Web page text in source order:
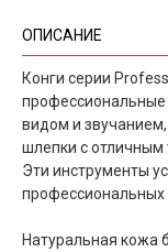
ОПИСАНИЕ
Конги серии
видом и
шлепки с
Эти инструменты
профессиональных
Натуральная кожа